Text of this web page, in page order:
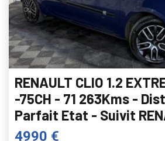
RENAULT CLIO 1.2
-75CH - 71 263Kms -
Parfait Etat - Suivit
4990 €